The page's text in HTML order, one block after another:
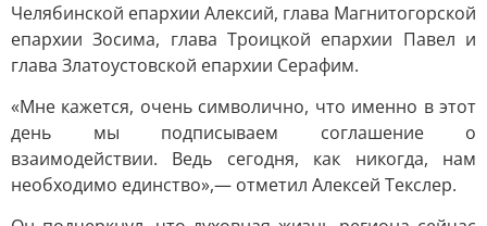
Челябинской епархии Алексий, глава Магнитогорской
епархии Зосима, глава Троицкой епархии Павел и
глава Златоустовской епархии Серафим.
«Мне кажется, очень символично, что именно в этот
день мы подписываем соглашение о
взаимодействии. Ведь сегодня, как никогда, нам
необходимо единство»,— отметил Алексей Текслер.